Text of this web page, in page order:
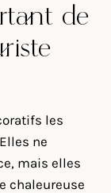
de
les
ne
mais elles
chaleureuse